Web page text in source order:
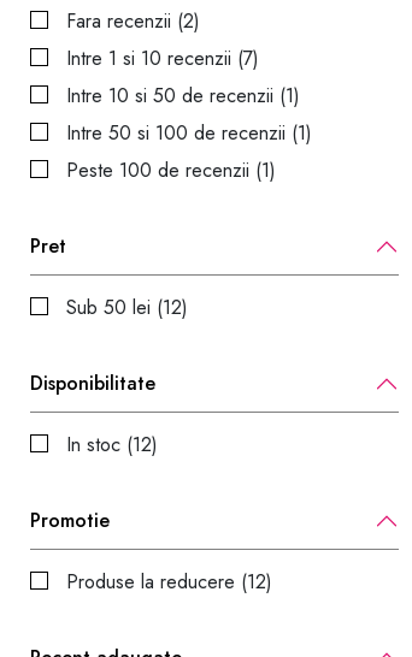
Fara recenzii (2)
Intre 1 si 10 recenzii (7)
Intre 10 si 50 de recenzii (1)
Intre 50 si 100 de recenzii (1)
Peste 100 de recenzii (1)
Pret
Sub 50 lei (12)
Disponibilitate
In stoc (12)
Promotie
Produse la reducere (12)